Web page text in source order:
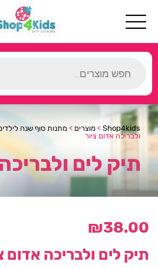
search
Shop4kids
> מוצרים >מתנות סוף שנה
ולבריכה אדום ציור
תיק לים
₪38.00
תיק לים ולבריכה אדום